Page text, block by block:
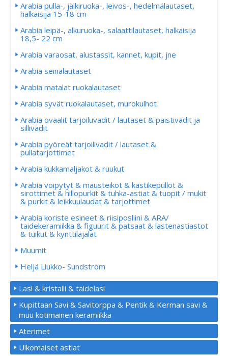
Arabia pulla-, jälkiruoka-, leivos-, hedelmälautaset,
halkaisija 15-18 cm
Arabia leipä-, alkuruoka-, salaattilautaset, halkaisija
18,5- 22 cm
Arabia varaosat, alustassit, kannet, kupit, jne
Arabia seinälautaset
Arabia matalat ruokalautaset
Arabia syvät ruokalautaset, murokulhot
Arabia ovaalit tarjoiluvadit / lautaset & paistivadit ja
sillivadit
Arabia pyöreät tarjoilivadit / lautaset &
pullatarjottimet
Arabia kukkamaljakot & ruukut
Arabia voipytyt & mausteikot & kastikepullot &
sirottimet & hillopurkit & tuhka-astiat & tuopit / mukit
& purkit & leikkuulaudat & tarjottimet
Arabia koriste esineet & riisiposliini & ARA/
taidekeramiikka & figuurit & patsaat & lastenastiastot
& tuikut & kynttiläjalat
Muumit
Heljä Liukko- Sundström
Lasi & kristalli & taidelasi
Kupittaan Savi & Savitorppa & Pentik & Kerman savi &
muu kotimainen keramiikka
Aterimet
Ulkomaiset astiat